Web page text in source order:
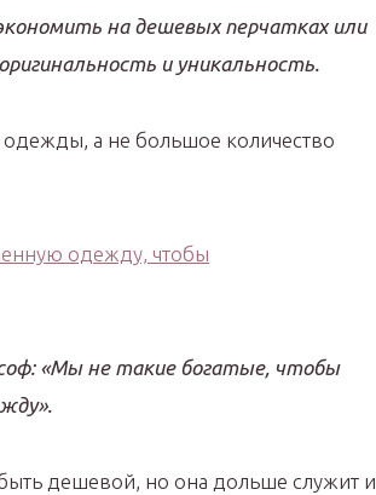
на дешевых перчатках или
и уникальность.
а не большое количество
«Мы не такие богатые, чтобы
дешевой, но она дольше служит и